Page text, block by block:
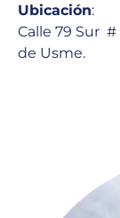
Ubicación:
Calle 79 Sur
de Usme.